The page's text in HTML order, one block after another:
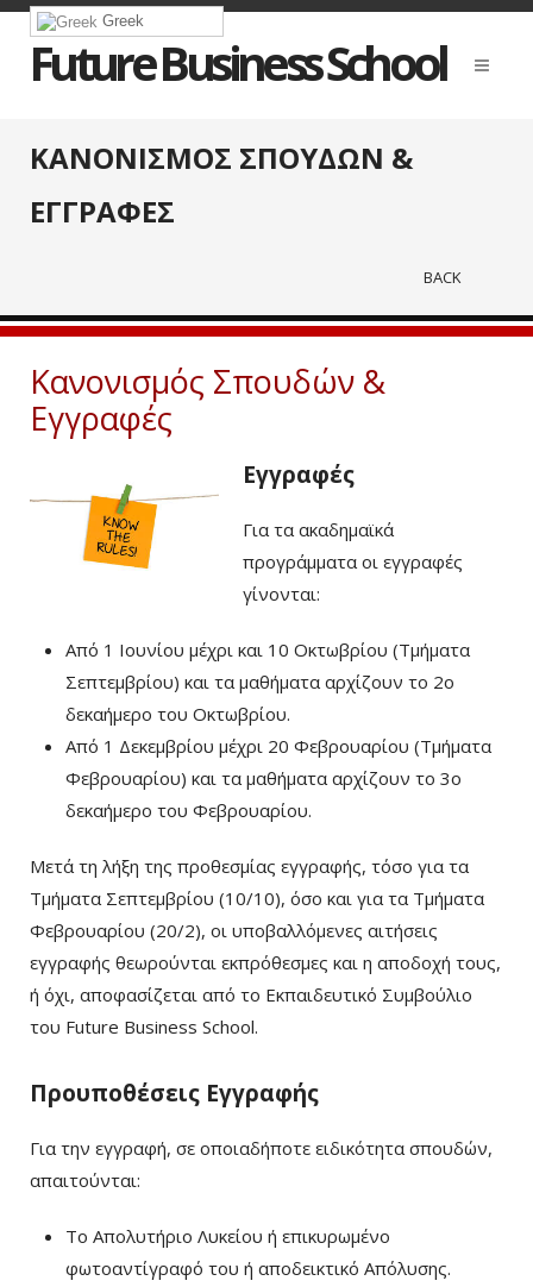
Greek
Future Business School
ΚΑΝΟΝΙΣΜΟΣ ΣΠΟΥΔΩΝ &
ΕΓΓΡΑΦΕΣ
BACK
Κανονισμός Σπουδών &
Εγγραφές
Εγγραφές
Για τα ακαδημαϊκά
προγράμματα οι εγγραφές
γίνονται:
Aπό 1 Ιουνίου μέχρι και 10 Οκτωβρίου (Τμήματα
Σεπτεμβρίου) και τα μαθήματα αρχίζουν το 2ο
δεκαήμερο του Οκτωβρίου.
Από 1 Δεκεμβρίου μέχρι 20 Φεβρουαρίου (Τμήματα
Φεβρουαρίου) και τα μαθήματα αρχίζουν το 3ο
δεκαήμερο του Φεβρουαρίου.
Μετά τη λήξη της προθεσμίας εγγραφής, τόσο για τα
Τμήματα Σεπτεμβρίου (10/10), όσο και για τα Τμήματα
Φεβρουαρίου (20/2), οι υποβαλλόμενες αιτήσεις
εγγραφής θεωρούνται εκπρόθεσμες και η αποδοχή τους,
ή όχι, αποφασίζεται από το Εκπαιδευτικό Συμβούλιο
του Future Business School.
Προυποθέσεις Εγγραφής
Για την εγγραφή, σε οποιαδήποτε ειδικότητα σπουδών,
απαιτούνται:
Tο Απολυτήριο Λυκείου ή επικυρωμένο
φωτοαντίγραφό του ή αποδεικτικό Απόλυσης.